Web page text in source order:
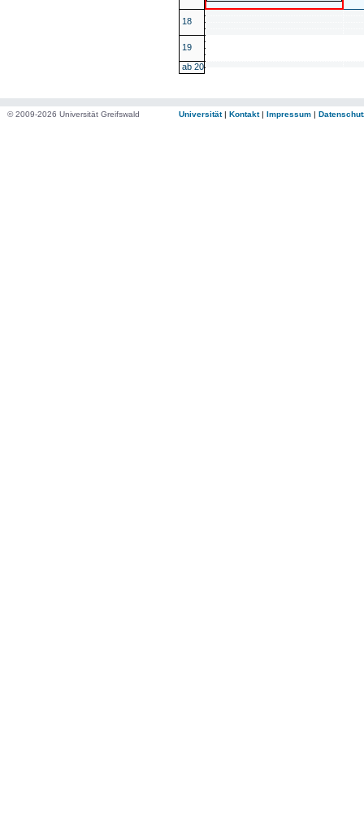
18
19
ab 20
© 2009-2026 Universität Greifswald Universität| Kontakt| Impressum |